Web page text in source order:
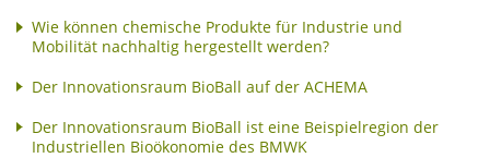
Wie können chemische Produkte für Industrie und
Mobilität nachhaltig hergestellt werden?
Der Innovationsraum BioBall auf der ACHEMA
Der Innovationsraum BioBall ist eine Beispielregion der
Industriellen Bioökonomie des BMWK